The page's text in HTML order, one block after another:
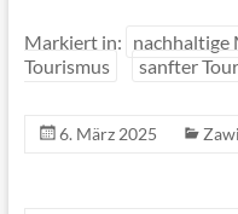
Markiert in:
Tourismus
sanfter
6. März 2025